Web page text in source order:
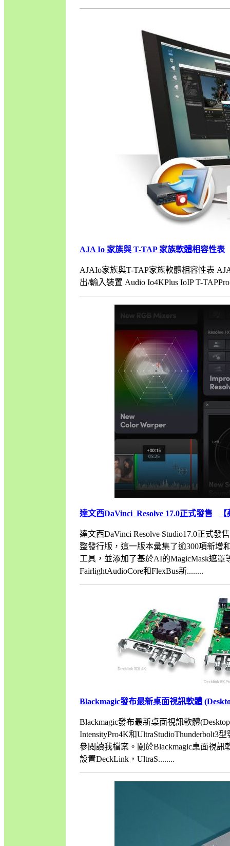
AJA Io 家族與 T-TAP 家族軟體相容性表
AJAIo家族與T-TAP家族軟體相容性表
出/輸入裝置 Audio Io4KPlus IoIP T-
達文西DaVinci Resolve 17.0正式發售
達文西DaVinci Resolve Studio17.0正式發
整發行版，這一版本彙集了逾300項新增
工具，並添加了基於AI的MagicMask遮
FairlightAudioCore和FlexBus新........
Blackmagic發布最新桌面視訊軟體
Blackmagic發布最新桌面視訊軟體
IntensityPro4K和UltraStudioThunderbolt3
參閱讀我檔案。關於Blackmagic桌面視訊
設置DeckLink，UltraS........